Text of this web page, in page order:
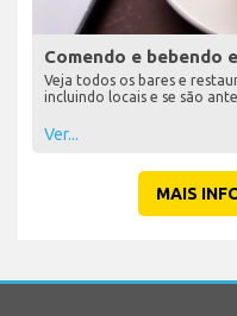
Comendo e bebendo
Veja todos os bares e
incluindo locais e se são
Ver...
MAIS